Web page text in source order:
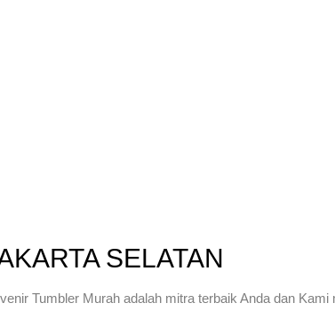
SELATAN
Tumbler Murah adalah mitra terbaik Anda dan